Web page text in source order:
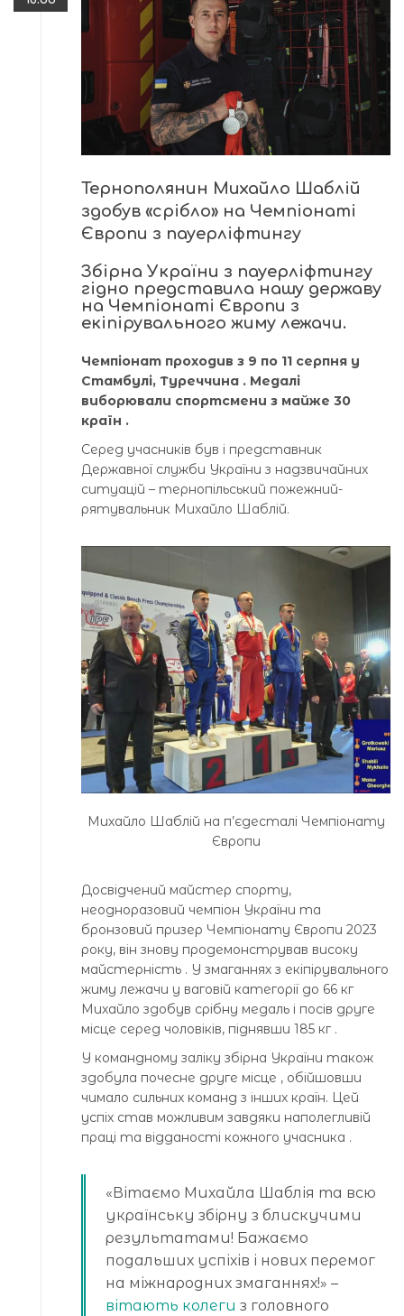
Тернополянин Михайло Шаблій
здобув «срібло» на Чемпіонаті
Європи з пауерліфтингу
Збірна України з пауерліфтингу
гідно представила нашу державу
на Чемпіонаті Європи з
екіпірувального жиму лежачи.
Чемпіонат проходив з 9 по 11 серпня у
Стамбулі, Туреччина . Медалі
виборювали спортсмени з майже 30
країн .
Серед учасників був і представник
Державної служби України з надзвичайних
ситуацій – тернопільський пожежний-
рятувальник Михайло Шаблій.
Михайло Шаблій на п’єдесталі Чемпіонату
Європи
Досвідчений майстер спорту,
неодноразовий чемпіон України та
бронзовий призер Чемпіонату Європи 2023
року, він знову продемонстрував високу
майстерність . У змаганнях з екіпірувального
жиму лежачи у ваговій категорії до 66 кг
Михайло здобув срібну медаль і посів друге
місце серед чоловіків, піднявши 185 кг .
У командному заліку збірна України також
здобула почесне друге місце , обійшовши
чимало сильних команд з інших країн. Цей
успіх став можливим завдяки наполегливій
праці та відданості кожного учасника .
«Вітаємо Михайла Шаблія та всю
українську збірну з блискучими
результатами! Бажаємо
подальших успіхів і нових перемог
на міжнародних змаганнях!» –
вітають колеги з головного